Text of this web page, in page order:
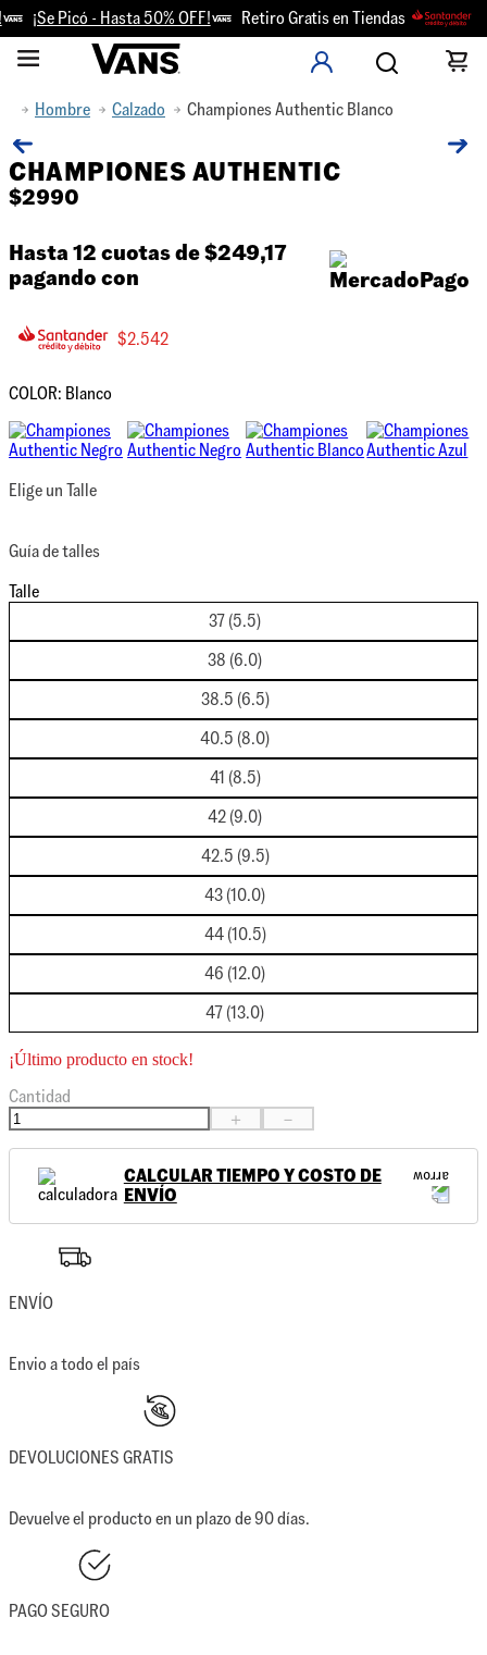
¡Se Picó - Hasta 50% OFF! Retiro Gratis en Tiendas
Hombre Calzado Championes Authentic Blanco
CHAMPIONES AUTHENTIC
$2990
Hasta 12 cuotas de$249,17
pagando con
$2.542
COLOR: Blanco
Elige un Talle
Guía de talles
Talle
37 (5.5)
38 (6.0)
38.5 (6.5)
40.5 (8.0)
41 (8.5)
42 (9.0)
42.5 (9.5)
43 (10.0)
44 (10.5)
46 (12.0)
47 (13.0)
¡Último producto en stock!
Cantidad
＋ －
CALCULAR TIEMPO Y COSTO DE
ENVÍO
ENVÍO
Envio a todo el país
DEVOLUCIONES GRATIS
Devuelve el producto en un plazo de 90 días.
PAGO SEGURO